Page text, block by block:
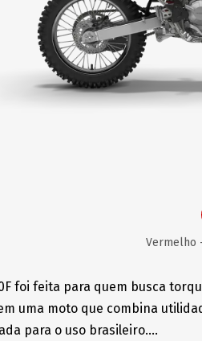
Vermelho
foi feita para quem busca
uma moto que combina
para o uso brasileiro....